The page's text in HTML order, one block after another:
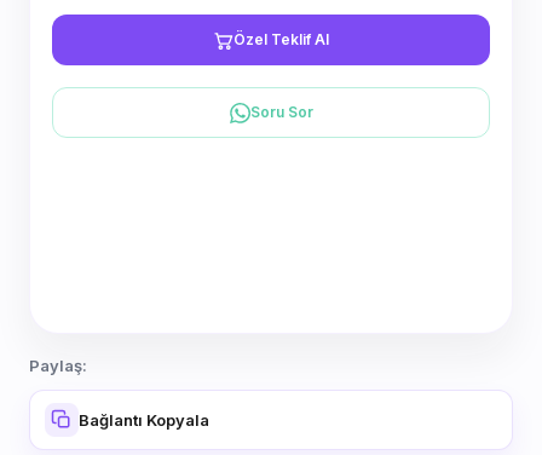
Özel Teklif Al
Soru Sor
Paylaş:
Bağlantı Kopyala